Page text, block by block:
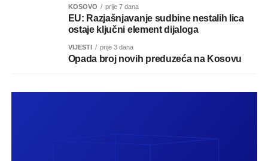
KOSOVO prije 7 dana
EU: Razjašnjavanje sudbine nestalih lica
ostaje ključni element dijaloga
VIJESTI prije 3 dana
Opada broj novih preduzeća na Kosovu